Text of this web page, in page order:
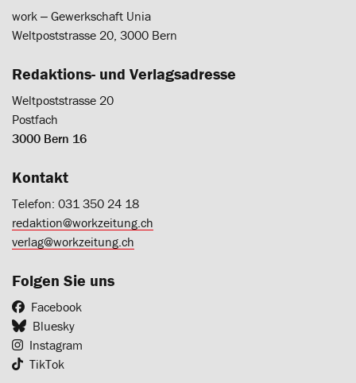
work ‒ Gewerkschaft Unia
Weltpoststrasse 20, 3000 Bern
Redaktions- und Verlagsadresse
Weltpoststrasse 20
Postfach
3000 Bern 16
Kontakt
Telefon: 031 350 24 18
redaktion@workzeitung.ch
verlag@workzeitung.ch
Folgen Sie uns
Facebook
Bluesky
Instagram
TikTok